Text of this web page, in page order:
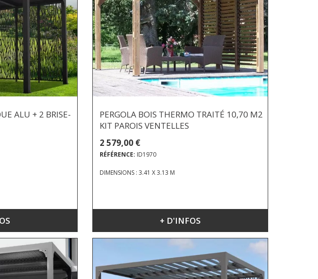
ALU + 2 BRISE-
PERGOLA BOIS THERMO TRAITÉ 10,70 M2
KIT PAROIS VENTELLES
2 579,00 €
RÉFÉRENCE: ID1970
DIMENSIONS : 3.41 X 3.13 M
+ D'INFOS